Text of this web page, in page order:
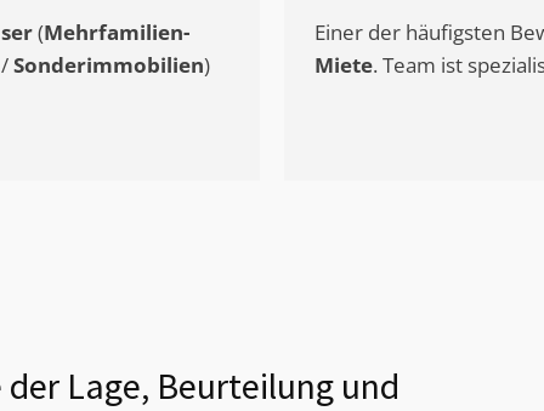
(Mehrfamilien-
Sonderimmobilien)
Einer der häufigsten
Miete. Team ist
der Lage, Beurteilung und